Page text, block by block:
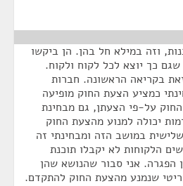
וזה במילא חל בהן. הן ביקשו
כך יוצא לכל לקוח ולקוח.
בקריאה הראשונה. חברות
כמציע הצעת החוק מופיעה
על-פי הצעתן, גם מבחינת
יכולה למנוע מהצעת החוק
במושב הזה ומבחינתי זה
שבמשך 3 חודשים הלקוחות לא יקבלו תוכנת
הפגרה. אני סבור שהנושא שהן
שנמנע מהצעת החוק להתקדם.